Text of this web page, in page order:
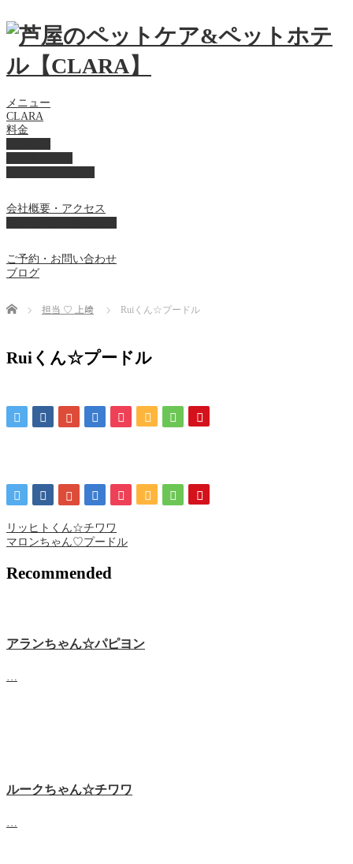
メニュー
CLARA
料金
会社概要・アクセス
ご予約・お問い合わせ
ブログ
Home 担当 ♡ 上﨑 Ruiくん☆プードル
Ruiくん☆プードル
リッヒトくん☆チワワ
マロンちゃん♡プードル
Recommended
アランちゃん☆パピヨン
ルークちゃん☆チワワ